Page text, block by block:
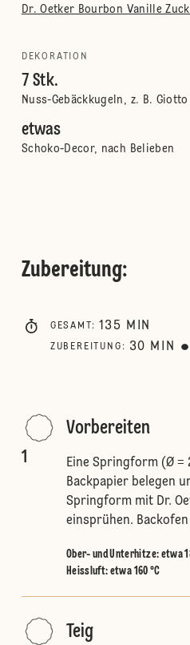
Dr. Oetker Bourbon Vanille
DEKORATION
7 Stk.
Nuss-Gebäckkugeln, z. B. Giotto
etwas
Schoko-Decor, nach Belieben
Zubereitung:
GESAMT : 135 MIN
ZUBEREITUNG : 30 MIN
1
Vorbereiten
Eine Springform (Ø =
Backpapier belegen
Springform mit Dr.
einsprühen.
Ober- und Unterhitze: etwa
Heissluft: etwa 160 °C
Teig